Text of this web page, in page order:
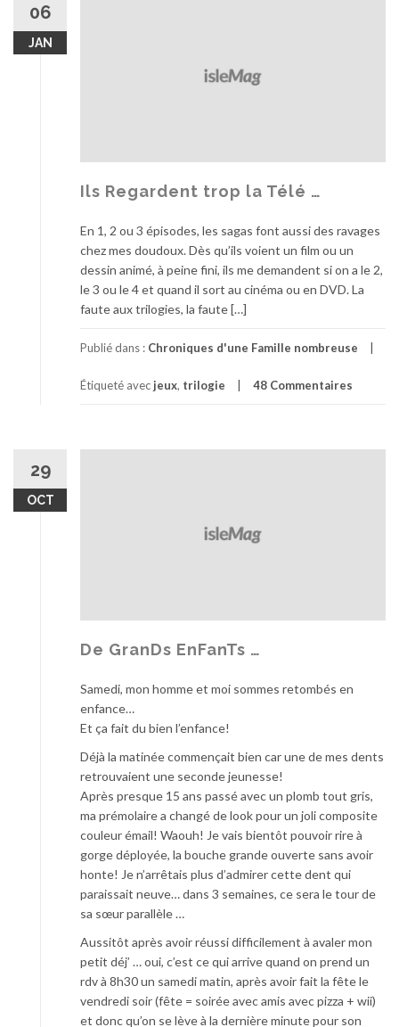
p
l
s
!
06
JAN
Ils Regardent trop la Télé …
En 1, 2 ou 3 épisodes, les sagas font aussi des ravages
chez mes doudoux. Dès qu’ils voient un film ou un
dessin animé, à peine fini, ils me demandent si on a le 2,
le 3 ou le 4 et quand il sort au cinéma ou en DVD. La
faute aux trilogies, la faute […]
Publié dans : Chroniques d'une Famille nombreuse
Étiqueté avec jeux, trilogie 48 Commentaires
29
OCT
De GranDs EnFanTs …
Samedi, mon homme et moi sommes retombés en
enfance…
Et ça fait du bien l’enfance!
Déjà la matinée commençait bien car une de mes dents
retrouvaient une seconde jeunesse!
Après presque 15 ans passé avec un plomb tout gris,
ma prémolaire a changé de look pour un joli composite
couleur émail! Waouh! Je vais bientôt pouvoir rire à
gorge déployée, la bouche grande ouverte sans avoir
honte! Je n’arrêtais plus d’admirer cette dent qui
paraissait neuve… dans 3 semaines, ce sera le tour de
sa sœur parallèle …
Aussitôt après avoir réussi difficilement à avaler mon
petit déj’ … oui, c’est ce qui arrive quand on prend un
rdv à 8h30 un samedi matin, après avoir fait la fête le
vendredi soir (fête = soirée avec amis avec pizza + wii)
et donc qu’on se lève à la dernière minute pour son